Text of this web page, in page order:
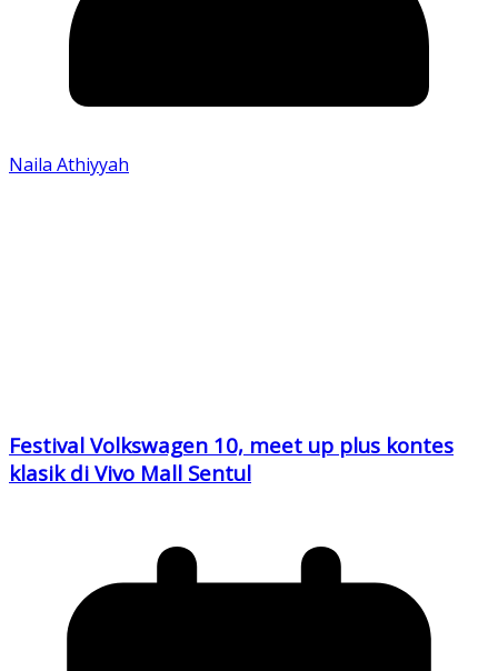
Naila Athiyyah
Festival Volkswagen 10, meet up plus kontes
klasik di Vivo Mall Sentul